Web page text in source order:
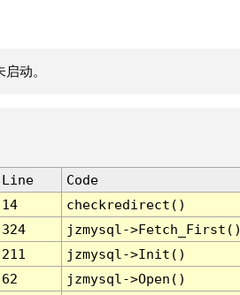
动。
Line
Code
14
checkredirect()
324
jzmysql-
211
jzmysql->Init()
62
jzmysql->Open()